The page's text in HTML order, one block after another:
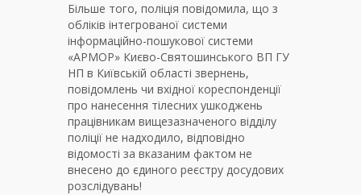
Більше того, поліція повідомила, що з
обліків інтегрованої системи
інформаційно-пошукової системи
«АРМОР» Києво-Святошинського ВП ГУ
НП в Київській області звернень,
повідомлень чи вхідної кореспонденції
про нанесення тілесних ушкоджень
працівникам вищезазначеного відділу
поліції не надходило, відповідно
відомості за вказаним фактом не
внесено до єдиного реєстру досудових
розслідувань!